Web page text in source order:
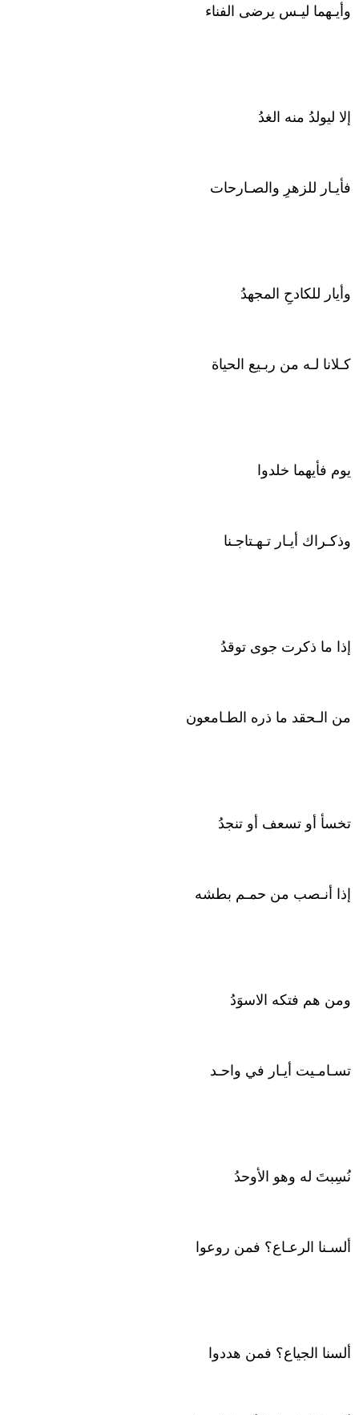
وأيـهما ليـس يرضى الفناء
إلا ليولدُ منه الغدُ
فأيـار للزهرِ والصـارحات
وأيار للكادحِ المجهدُ
كـلانا لـه من ربـيع الحياة
يوم فأيهما خلدوا
وذكـراك أيـار تـهـتاجـنا
إذا ما ذكرت جوى توقدُ
من الـحقد ما ذره الطـامعون
تخسأ أو تسعف أو تنجدُ
إذا أنـصب من حمـم بطشه
ومن هم فتكه الاسوَدُ
تسـامـيت أيـار في واحـد
نُسِبتَ له وهو الأوحدُ
ألسـنا الرعـاع؟ فمن روعوا
ألسنا الجياع؟ فمن هددوا